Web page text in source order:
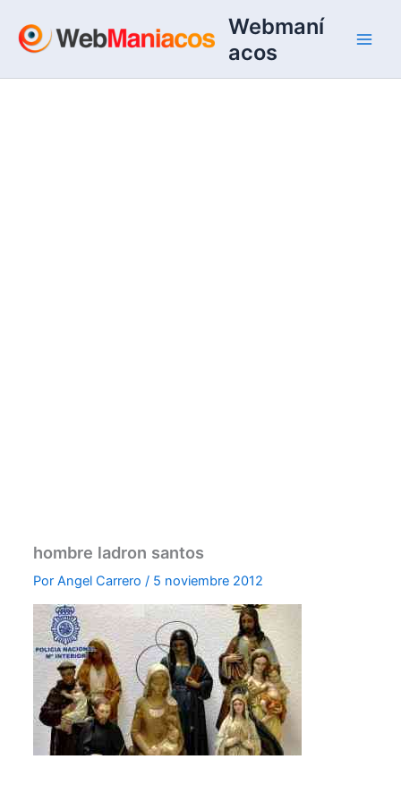
contenido
Webmaní
acos
hombre ladron santos
PorAngel Carrero/ 5 noviembre 2012